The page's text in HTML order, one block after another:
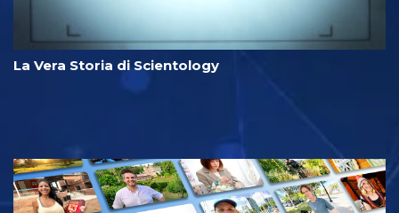
La Vera Storia di Scientology